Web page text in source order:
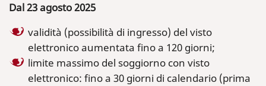
Dal 23 agosto 2025
validità (possibilità di ingresso) del visto
elettronico aumentata fino a 120 giorni;
limite massimo del soggiorno con visto
elettronico: fino a 30 giorni di calendario (prima